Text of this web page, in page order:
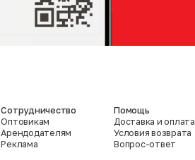
Сотрудничество
Оптовикам
Арендодателям
Реклама
Помощь
Доставка и оплата
Условия возврата
Вопрос-ответ